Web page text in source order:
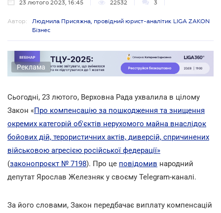
23 лютого 2023, 16:45 22532 3
Автор:
Людмила Присяжна, провідний юрист-аналітик LIGA ZAKON
Бізнес
Реклама
Сьогодні, 23 лютого, Верховна Рада ухвалила в цілому
Закон «Про компенсацію за пошкодження та знищення
окремих категорій об'єктів нерухомого майна внаслідок
бойових дій, терористичних актів, диверсій, спричинених
військовою агресією російської федерації»
(законопроєкт № 7198). Про це повідомив народний
депутат Ярослав Железняк у своєму Telegram-каналі.
За його словами, Закон передбачає виплату компенсацій